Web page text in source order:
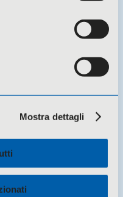
Mostra dettagli